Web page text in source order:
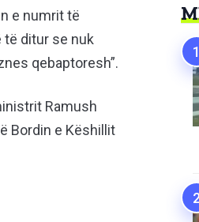
e numrit të
të ditur se nuk
qebaptoresh”.
Ramush
Bordin e Këshillit